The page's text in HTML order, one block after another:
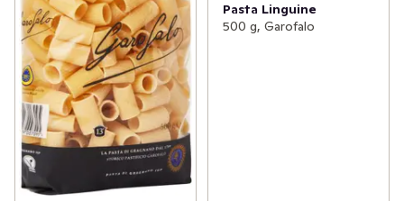
Pasta Linguine
500 g, Garofalo